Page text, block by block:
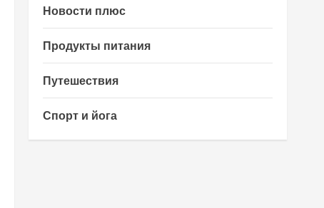
Новости плюс
Продукты питания
Путешествия
Спорт и йога